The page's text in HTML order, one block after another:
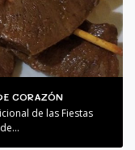
CORAZÓN
de las Fiestas